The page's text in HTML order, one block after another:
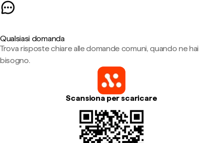
Qualsiasi domanda
Trova risposte chiare alle domande comuni, quando ne hai
bisogno.
Scansiona per scaricare